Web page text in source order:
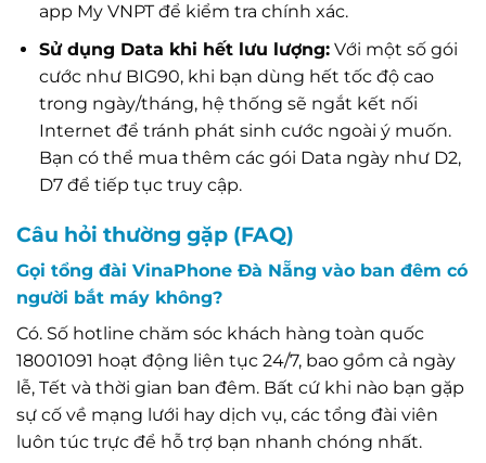
app My VNPT để kiểm tra chính xác.
Sử dụng Data khi hết lưu lượng:Với một số gói
cước như BIG90, khi bạn dùng hết tốc độ cao
trong ngày/tháng, hệ thống sẽ ngắt kết nối
Internet để tránh phát sinh cước ngoài ý muốn.
Bạn có thể mua thêm các gói Data ngày như D2,
D7 để tiếp tục truy cập.
Câu hỏi thường gặp (FAQ)
Gọi tổng đài VinaPhone Đà Nẵng vào ban đêm có
người bắt máy không?
Có. Số hotline chăm sóc khách hàng toàn quốc
18001091 hoạt động liên tục 24/7, bao gồm cả ngày
lễ, Tết và thời gian ban đêm. Bất cứ khi nào bạn gặp
sự cố về mạng lưới hay dịch vụ, các tổng đài viên
luôn túc trực để hỗ trợ bạn nhanh chóng nhất.